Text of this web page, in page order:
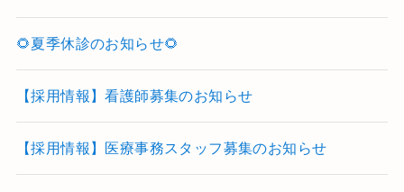
🌻夏季休診のお知らせ🌻
【採用情報】看護師募集のお知らせ
【採用情報】医療事務スタッフ募集のお知らせ